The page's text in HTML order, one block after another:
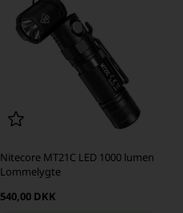
Nitecore MT21C LED 1000 lumen
Lommelygte
540,00 DKK